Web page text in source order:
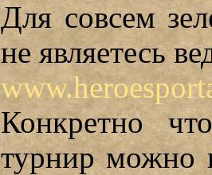
Для совсем
не являетесь
Конкретно
турнир можно